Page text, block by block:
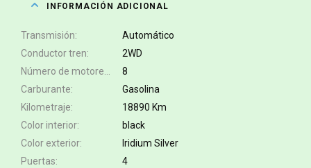
INFORMACIÓN ADICIONAL
Transmisión
Automático
Conductor tren
2WD
8
Carburante
Gasolina
Kilometraje
18890 Km
Color interior
black
Color exterior
Iridium Silver
Puertas
4